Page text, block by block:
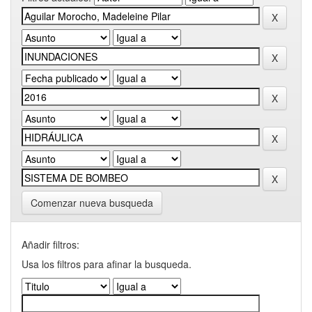
Comenzar nueva busqueda
Añadir filtros:
Usa los filtros para afinar la busqueda.